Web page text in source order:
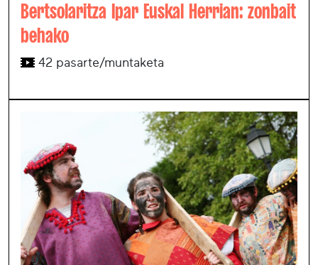
Bertsolaritza Ipar Euskal Herrian: zonbait
behako
42 pasarte/muntaketa